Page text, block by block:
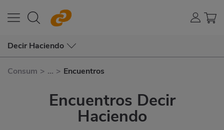
Decir Haciendo
Consum > ... > Encuentros
Encuentros Decir
Haciendo